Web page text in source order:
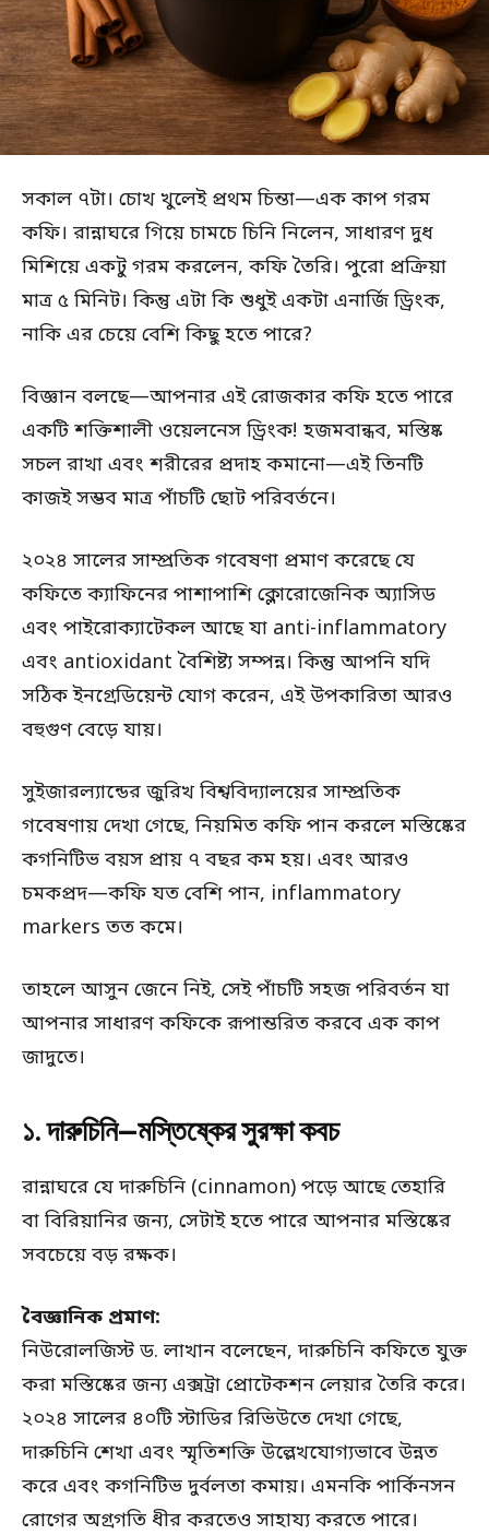
সকাল ৭টা। চোখ খুলেই প্রথম চিন্তা—এক কাপ গরম
কফি। রান্নাঘরে গিয়ে চামচে চিনি নিলেন, সাধারণ দুধ
মিশিয়ে একটু গরম করলেন, কফি তৈরি। পুরো প্রক্রিয়া
মাত্র ৫ মিনিট। কিন্তু এটা কি শুধুই একটা এনার্জি ড্রিংক,
নাকি এর চেয়ে বেশি কিছু হতে পারে?
বিজ্ঞান বলছে—আপনার এই রোজকার কফি হতে পারে
একটি শক্তিশালী ওয়েলনেস ড্রিংক! হজমবান্ধব, মস্তিষ্ক
সচল রাখা এবং শরীরের প্রদাহ কমানো—এই তিনটি
কাজই সম্ভব মাত্র পাঁচটি ছোট পরিবর্তনে।
২০২৪ সালের সাম্প্রতিক গবেষণা প্রমাণ করেছে যে
কফিতে ক্যাফিনের পাশাপাশি ক্লোরোজেনিক অ্যাসিড
এবং পাইরোক্যাটেকল আছে যা anti-inflammatory
এবং antioxidant বৈশিষ্ট্য সম্পন্ন। কিন্তু আপনি যদি
সঠিক ইনগ্রেডিয়েন্ট যোগ করেন, এই উপকারিতা আরও
বহুগুণ বেড়ে যায়।
সুইজারল্যান্ডের জুরিখ বিশ্ববিদ্যালয়ের সাম্প্রতিক
গবেষণায় দেখা গেছে, নিয়মিত কফি পান করলে মস্তিষ্কের
কগনিটিভ বয়স প্রায় ৭ বছর কম হয়। এবং আরও
চমকপ্রদ—কফি যত বেশি পান, inflammatory
markers তত কমে।
তাহলে আসুন জেনে নিই, সেই পাঁচটি সহজ পরিবর্তন যা
আপনার সাধারণ কফিকে রূপান্তরিত করবে এক কাপ
জাদুতে।
১. দারুচিনি—মস্তিষ্কের সুরক্ষা কবচ
রান্নাঘরে যে দারুচিনি (cinnamon) পড়ে আছে তেহারি
বা বিরিয়ানির জন্য, সেটাই হতে পারে আপনার মস্তিষ্কের
সবচেয়ে বড় রক্ষক।
বৈজ্ঞানিক প্রমাণ:
নিউরোলজিস্ট ড. লাখান বলেছেন, দারুচিনি কফিতে যুক্ত
করা মস্তিষ্কের জন্য এক্সট্রা প্রোটেকশন লেয়ার তৈরি করে।
২০২৪ সালের ৪০টি স্টাডির রিভিউতে দেখা গেছে,
দারুচিনি শেখা এবং স্মৃতিশক্তি উল্লেখযোগ্যভাবে উন্নত
করে এবং কগনিটিভ দুর্বলতা কমায়। এমনকি পার্কিনসন
রোগের অগ্রগতি ধীর করতেও সাহায্য করতে পারে।